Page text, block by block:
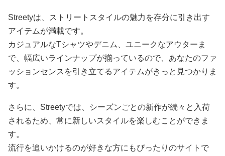
Streetyは、ストリートスタイルの魅力を存分に引き出す
アイテムが満載です。
カジュアルなTシャツやデニム、ユニークなアウターま
で、幅広いラインナップが揃っているので、あなたのファ
ッションセンスを引き立てるアイテムがきっと見つかりま
す。
さらに、Streetyでは、シーズンごとの新作が続々と入荷
されるため、常に新しいスタイルを楽しむことができま
す。
流行を追いかけるのが好きな方にもぴったりのサイトで